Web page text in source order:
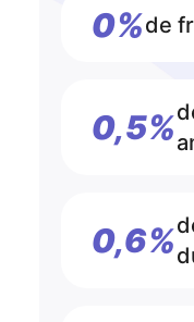
0%de
0,5%
0,6%